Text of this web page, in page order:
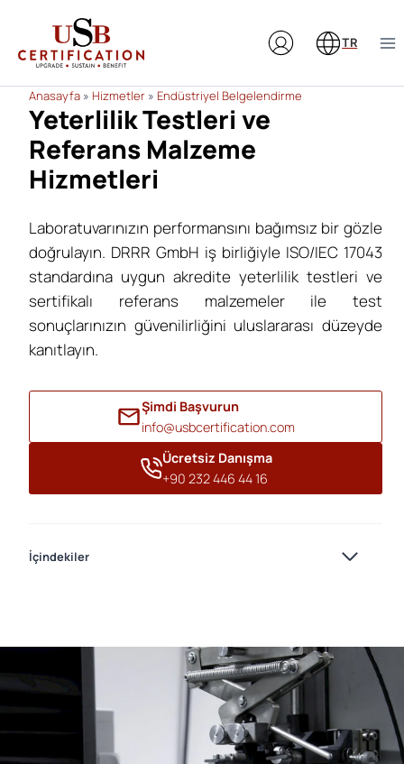
content
TR
Anasayfa » Hizmetler » Endüstriyel Belgelendirme
Yeterlilik Testleri ve
Referans Malzeme
Hizmetleri
Laboratuvarınızın performansını bağımsız bir gözle
doğrulayın. DRRR GmbH iş birliğiyle ISO/IEC 17043
standardına uygun akredite yeterlilik testleri ve
sertifikalı referans malzemeler ile test
sonuçlarınızın güvenilirliğini uluslararası düzeyde
kanıtlayın.
Şimdi Başvurun
info@usbcertification.com
Ücretsiz Danışma
+90 232 446 44 16
İçindekiler